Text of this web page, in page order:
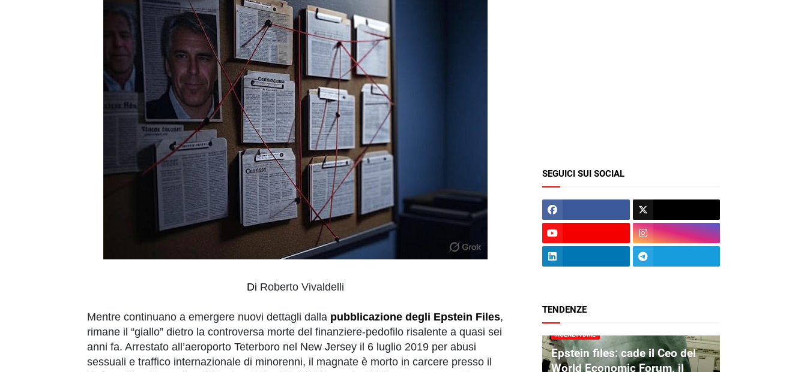
Di Roberto Vivaldelli
Mentre continuano a emergere nuovi dettagli dalla pubblicazione degli Epstein Files,
rimane il “giallo” dietro la controversa morte del finanziere-pedofilo risalente a quasi sei
anni fa. Arrestato all’aeroporto Teterboro nel New Jersey il 6 luglio 2019 per abusi
sessuali e traffico internazionale di minorenni, il magnate è morto in carcere presso il
SEGUICI SUI SOCIAL
TENDENZE
AGENZIA DIRE
Epstein files: cade il Ceo del
World Economic Forum, il